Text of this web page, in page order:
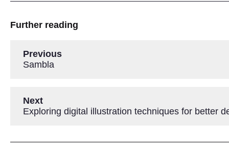
Further reading
Previous
Sambla
Next
Exploring digital illustration techniques for better